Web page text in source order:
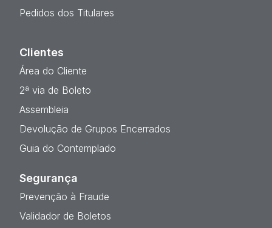
Pedidos dos Titulares
Clientes
Área do Cliente
2ª via de Boleto
Assembleia
Devolução de Grupos Encerrados
Guia do Contemplado
Segurança
Prevenção à Fraude
Validador de Boletos